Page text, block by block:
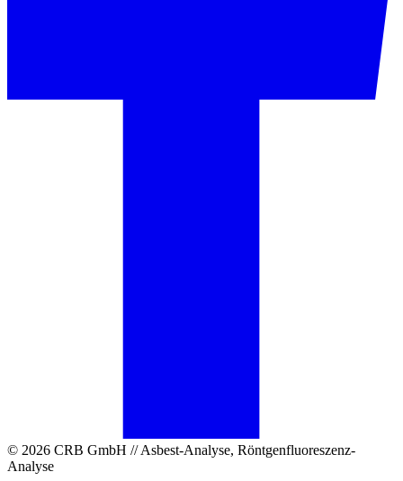
© 2026 CRB GmbH // Asbest-Analyse, Röntgenfluoreszenz-
Analyse